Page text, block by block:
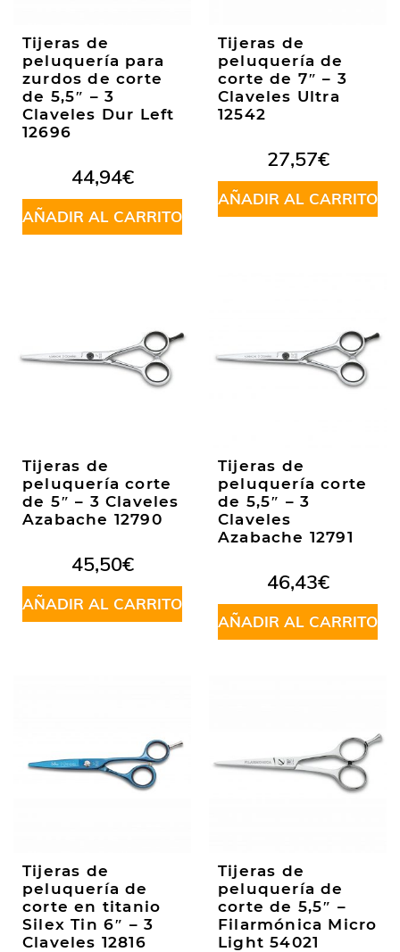
Tijeras de
peluquería para
zurdos de corte
de 5,5″ – 3
Claveles Dur Left
12696
44,94€
AÑADIR AL CARRITO
Tijeras de
peluquería de
corte de 7″ – 3
Claveles Ultra
12542
27,57€
AÑADIR AL CARRITO
Tijeras de
peluquería corte
de 5″ – 3 Claveles
Azabache 12790
45,50€
AÑADIR AL CARRITO
Tijeras de
peluquería corte
de 5,5″ – 3
Claveles
Azabache 12791
46,43€
AÑADIR AL CARRITO
Tijeras de
peluquería de
corte en titanio
Silex Tin 6″ – 3
Claveles 12816
Tijeras de
peluquería de
corte de 5,5″ –
Filarmónica Micro
Light 54021